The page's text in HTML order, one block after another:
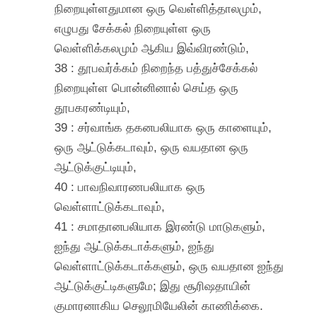
நிறையுள்ளதுமான ஒரு வெள்ளித்தாலமும்,
எழுபது சேக்கல் நிறையுள்ள ஒரு
வெள்ளிக்கலமும் ஆகிய இவ்விரண்டும்,
38 : தூபவர்க்கம் நிறைந்த பத்துச்சேக்கல்
நிறையுள்ள பொன்னினால் செய்த ஒரு
தூபகரண்டியும்,
39 : சர்வாங்க தகனபலியாக ஒரு காளையும்,
ஒரு ஆட்டுக்கடாவும், ஒரு வயதான ஒரு
ஆட்டுக்குட்டியும்,
40 : பாவநிவாரணபலியாக ஒரு
வெள்ளாட்டுக்கடாவும்,
41 : சமாதானபலியாக இரண்டு மாடுகளும்,
ஐந்து ஆட்டுக்கடாக்களும், ஐந்து
வெள்ளாட்டுக்கடாக்களும், ஒரு வயதான ஐந்து
ஆட்டுக்குட்டிகளுமே; இது சூரிஷதாயின்
குமாரனாகிய செலூமியேலின் காணிக்கை.